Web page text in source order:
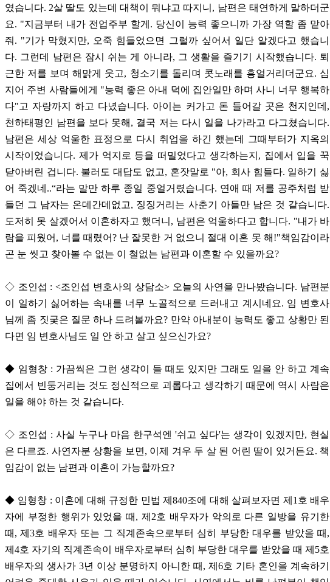
였습니다. 2살 딸도 있는데 대책이 뭐냐고 따지니, 남편은 태연하게 말하더군
요. "지금부터 내가 전업주부 할게. 당신이 능력 좋으니까 가장 역할 좀 맡아
줘. "기가 막혔지만, 오죽 힘들었으면 그럴까 싶어서 일단 알겠다고 했습니
다. 그런데 남편은 잠시 쉬는 게 아니라, 그 생활을 즐기기 시작했습니다. 퇴
근한 저를 보며 해맑게 웃고, 청소기를 돌리며 콧노래를 흥얼거리더군요. 심
지어 주변 사람들에게 "능력 좋은 아내 덕에 집안일만 하며 사니 너무 행복하
다"고 자랑까지 하고 다녔습니다. 아이는 커가고 돈 들어갈 곳은 천지인데,
천하태평인 남편을 보다 못해, 결국 저는 다시 일을 나가라고 다그쳤습니다.
남편은 세상 억울한 표정으로 다시 취업을 하긴 했는데 그때부터가 지옥의
시작이었습니다. 제가 억지로 등을 떠밀었다고 생각하는지, 집에서 입을 꾹
닫아버린 겁니다. 불러도 대답도 없고, 혼잣말로 "아, 회사 힘들다. 일하기 싫
어 죽겠네..“라는 말만 하루 종일 중얼거렸습니다. 연애 때 저를 공주처럼 받
들던 그 남자는 온데간데없고, 징징거리는 사춘기 아들만 남은 것 같습니다.
도저히 못 살겠어서 이혼하자고 했더니, 남편은 억울하다고 합니다. "내가 바
람을 피웠어, 너를 때렸어? 난 잘못한 거 없으니 절대 이혼 못 해!"책임감이라
곤 눈 씻고 찾아볼 수 없는 이 철없는 남편과 이혼할 수 있을까요?
◇ 조인섭 : <조인섭 변호사의 상담소> 오늘의 사연을 만나봤습니다. 남편분
이 일하기 싫어하는 속내를 너무 노골적으로 드러내고 계시네요. 임 변호사
님께 좀 짓궂은 질문 하나 드려볼까요? 만약 아내분이 능력도 좋고 상황만 된
다면 임 변호사님도 일 안 하고 살고 싶으신가요?
◆ 임형창 : 가끔씩은 그런 생각이 들 때도 있지만 그래도 일을 안 하고 계속
집에서 빈둥거리는 것도 정신적으로 괴롭다고 생각하기 때문에 역시 사람은
일을 해야 하는 것 같습니다.
◇ 조인섭 : 사실 누구나 마음 한구석엔 '쉬고 싶다'는 생각이 있겠지만, 현실
은 다르죠. 사연자분 상황을 보면, 이제 겨우 두 살 된 어린 딸이 있거든요. 책
임감이 없는 남편과 이혼이 가능할까요?
◆ 임형창 : 이혼에 대해 규정한 민법 제840조에 대해 살펴보자면 제1호 배우
자에 부정한 행위가 있었을 때, 제2호 배우자가 악의로 다른 일방을 유기한
때, 제3호 배우자 또는 그 직계존속으로부터 심히 부당한 대우를 받았을 때,
제4호 자기의 직계존속이 배우자로부터 심히 부당한 대우를 받았을 때 제5호
배우자의 생사가 3년 이상 분명하지 아니한 때, 제6호 기타 혼인을 계속하기